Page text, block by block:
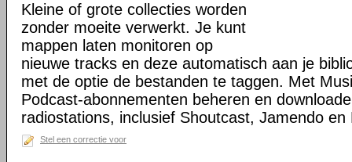
Kleine of grote collecties worden
zonder moeite verwerkt. Je kunt
mappen laten monitoren op
nieuwe tracks en deze automatisch aan je
met de optie de bestanden te taggen. Met
Podcast-abonnementen beheren en
radiostations, inclusief Shoutcast, Jamendo
Stel een correctie voor